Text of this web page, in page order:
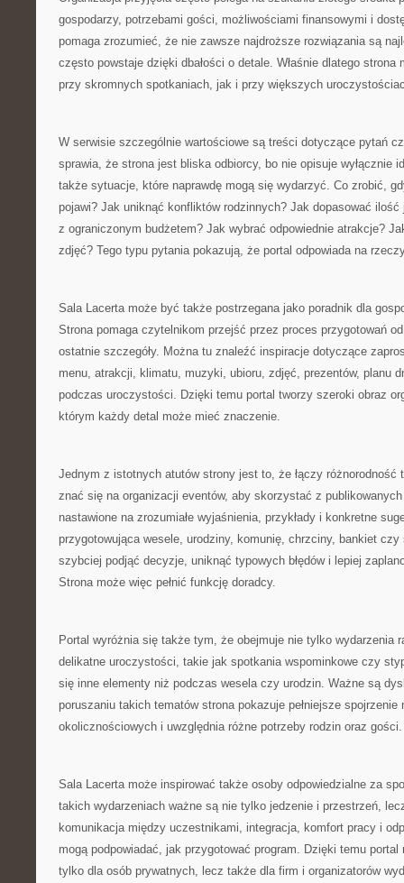
gospodarzy, potrzebami gości, możliwościami finansowymi i
pomaga zrozumieć, że nie zawsze najdroższe rozwiązania są
często powstaje dzięki dbałości o detale. Właśnie dlatego strona
przy skromnych spotkaniach, jak i przy większych
W serwisie szczególnie wartościowe są treści dotyczące pytań
sprawia, że strona jest bliska odbiorcy, bo nie opisuje wyłącznie
także sytuacje, które naprawdę mogą się wydarzyć. Co zrobić,
pojawi? Jak uniknąć konfliktów rodzinnych? Jak dopasować
z ograniczonym budżetem? Jak wybrać odpowiednie atrakcje?
zdjęć? Tego typu pytania pokazują, że portal odpowiada na
Sala Lacerta może być także postrzegana jako poradnik dla
Strona pomaga czytelnikom przejść przez proces przygotowań
ostatnie szczegóły. Można tu znaleźć inspiracje dotyczące
menu, atrakcji, klimatu, muzyki, ubioru, zdjęć, prezentów, planu
podczas uroczystości. Dzięki temu portal tworzy szeroki obraz
którym każdy detal może mieć znaczenie.
Jednym z istotnych atutów strony jest to, że łączy różnorodność
znać się na organizacji eventów, aby skorzystać z publikowanych
nastawione na zrozumiałe wyjaśnienia, przykłady i konkretne
przygotowująca wesele, urodziny, komunię, chrzciny, bankiet
szybciej podjąć decyzje, uniknąć typowych błędów i lepiej
Strona może więc pełnić funkcję doradcy.
Portal wyróżnia się także tym, że obejmuje nie tylko wydarzenia
delikatne uroczystości, takie jak spotkania wspominkowe czy
się inne elementy niż podczas wesela czy urodzin. Ważne są
poruszaniu takich tematów strona pokazuje pełniejsze spojrzenie
okolicznościowych i uwzględnia różne potrzeby rodzin oraz gości.
Sala Lacerta może inspirować także osoby odpowiedzialne za
takich wydarzeniach ważne są nie tylko jedzenie i przestrzeń,
komunikacja między uczestnikami, integracja, komfort pracy i
mogą podpowiadać, jak przygotować program. Dzięki temu
tylko dla osób prywatnych, lecz także dla firm i organizatorów